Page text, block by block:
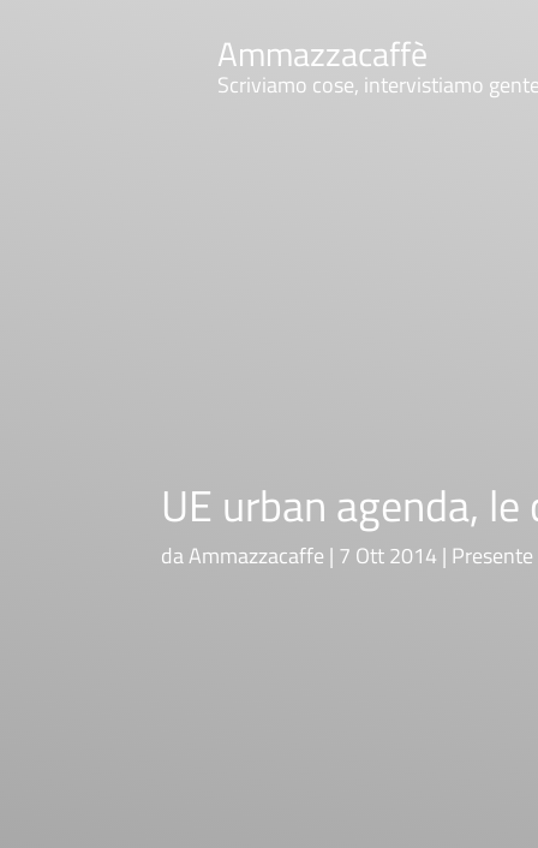
Ammazzacaffè
Scriviamo cose, intervistiamo gente
UE urban agenda,
daAmmazzacaffe 7 Ott 2014 Presente